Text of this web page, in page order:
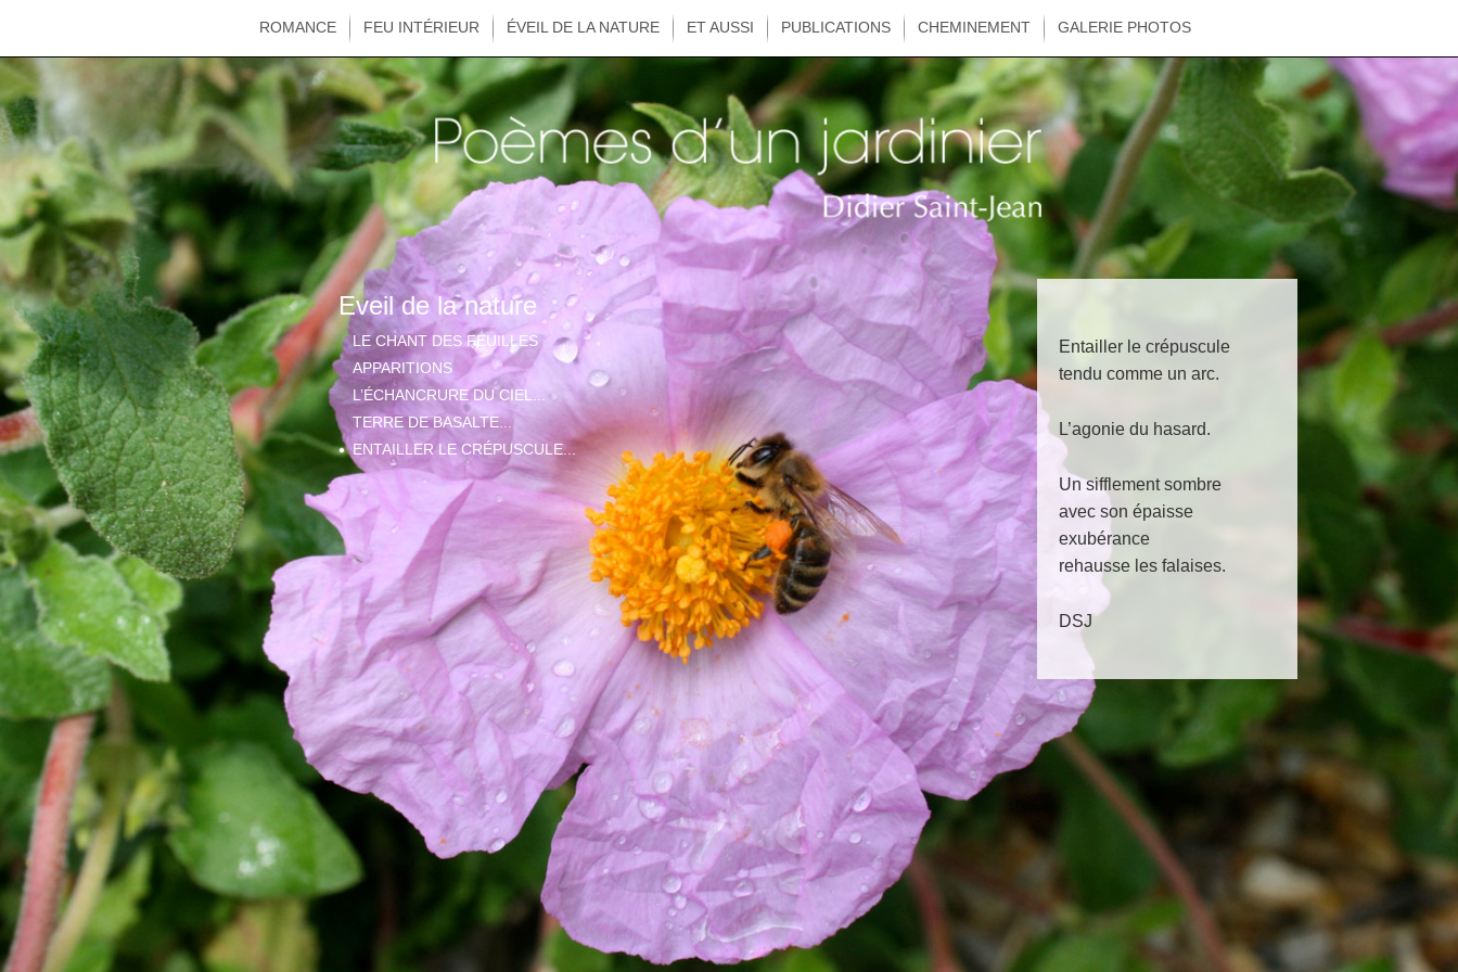
ROMANCE FEU INTÉRIEUR ÉVEIL DE LA NATURE ET AUSSI PUBLICATIONS CHEMINEMENT GALERIE PHOTOS
Eveil de la nature
LE CHANT DES FEUILLES
APPARITIONS
L’ÉCHANCRURE DU CIEL...
TERRE DE BASALTE...
ENTAILLER LE CRÉPUSCULE...
Entailler le crépuscule
tendu comme un arc.
L’agonie du hasard.
Un sifflement sombre
avec son épaisse
exubérance
rehausse les falaises.
DSJ